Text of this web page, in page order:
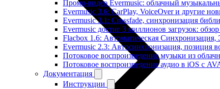
Промо-видео Evermusic: облачный
Evermusic 3.6: CarPlay, VoiceOver и другие
Evermusic 3.1: Crossfade, синхронизация
Evermusic достиг 3 миллионов загрузок:
Flacbox 1.6: Автоматическая
Evermusic 2.3: Автосинхронизация, позиция
Потоковое воспроизведение музыки из
Потоковое воспроизведение аудио в iOS с
Документация
Инструкции